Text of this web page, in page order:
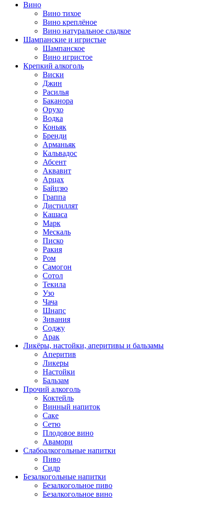
Вино
Вино тихое
Вино креплёное
Вино натуральное сладкое
Шампанские и игристые
Шампанское
Вино игристое
Крепкий алкоголь
Виски
Джин
Расилья
Баканора
Орухо
Водка
Коньяк
Бренди
Арманьяк
Кальвадос
Абсент
Аквавит
Арцах
Байцзю
Граппа
Дистиллят
Кашаса
Марк
Мескаль
Писко
Ракия
Ром
Самогон
Сотол
Текила
Узо
Чача
Шнапс
Зивания
Соджу
Арак
Ликёры, настойки, аперитивы и бальзамы
Аперитив
Ликеры
Настойки
Бальзам
Прочий алкоголь
Коктейль
Винный напиток
Саке
Сетю
Плодовое вино
Авамори
Слабоалкогольные напитки
Пиво
Сидр
Безалкогольные напитки
Безалкогольное пиво
Безалкогольное вино